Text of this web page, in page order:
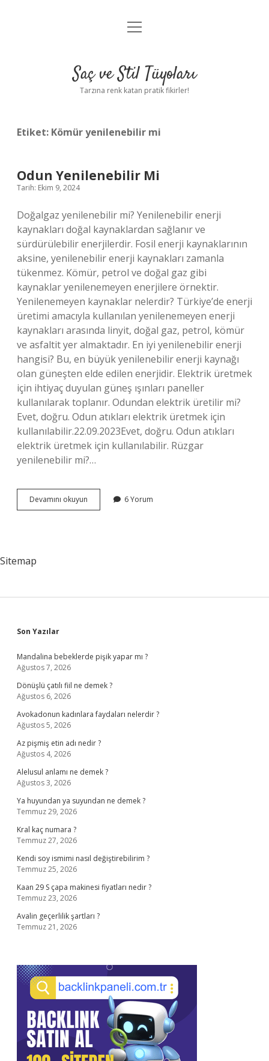
Anasayfa
Yasal Uyarı
menüyü
Saç ve Stil Tüyoları
Tarzına renk katan pratik fikirler!
Etiket: Kömür yenilenebilir mi
Odun Yenilenebilir Mi
Tarih: Ekim 9, 2024
Doğalgaz yenilenebilir mi? Yenilenebilir enerji
kaynakları doğal kaynaklardan sağlanır ve
sürdürülebilir enerjilerdir. Fosil enerji kaynaklarının
aksine, yenilenebilir enerji kaynakları zamanla
tükenmez. Kömür, petrol ve doğal gaz gibi
kaynaklar yenilenemeyen enerjilere örnektir.
Yenilenemeyen kaynaklar nelerdir? Türkiye’de enerji
üretimi amacıyla kullanılan yenilenemeyen enerji
kaynakları arasında linyit, doğal gaz, petrol, kömür
ve asfaltit yer almaktadır. En iyi yenilenebilir enerji
hangisi? Bu, en büyük yenilenebilir enerji kaynağı
olan güneşten elde edilen enerjidir. Elektrik üretmek
için ihtiyaç duyulan güneş ışınları paneller
kullanılarak toplanır. Odundan elektrik üretilir mi?
Evet, doğru. Odun atıkları elektrik üretmek için
kullanılabilir.22.09.2023Evet, doğru. Odun atıkları
elektrik üretmek için kullanılabilir. Rüzgar
yenilenebilir mi?…
Devamını okuyun
Yenilenebilir
6 Yorum
Sitemap
Sidebar
Son Yazılar
Mandalina bebeklerde pişik yapar mı ?
Ağustos 7, 2026
Dönüşlü çatılı fiil ne demek ?
Ağustos 6, 2026
Avokadonun kadınlara faydaları nelerdir ?
Ağustos 5, 2026
Az pişmiş etin adı nedir ?
Ağustos 4, 2026
Alelusul anlamı ne demek ?
Ağustos 3, 2026
Ya huyundan ya suyundan ne demek ?
Temmuz 29, 2026
Kral kaç numara ?
Temmuz 27, 2026
Kendi soy ismimi nasıl değiştirebilirim ?
Temmuz 25, 2026
Kaan 29 S çapa makinesi fiyatları nedir ?
Temmuz 23, 2026
Avalin geçerlilik şartları ?
Temmuz 21, 2026